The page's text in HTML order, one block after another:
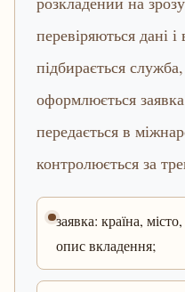
перевіряються дані
підбирається
оформлюється
передається в
контролюється за
заявка: країна,
опис вкладення;